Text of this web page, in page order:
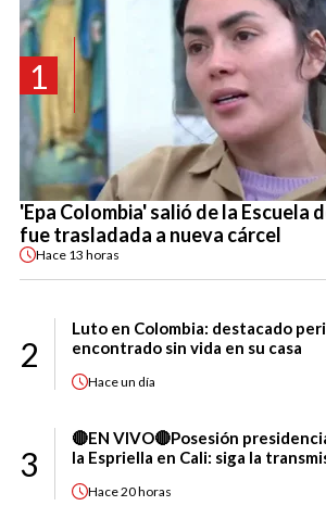
1
'Epa Colombia' salió de la Escuela
fue trasladada a nueva cárcel
Hace 13 horas
2
Luto en Colombia: destacado
encontrado sin vida en su casa
Haceun día
3
🔴EN VIVO🔴Posesión
la Espriella en Cali: siga la
Hace20 horas